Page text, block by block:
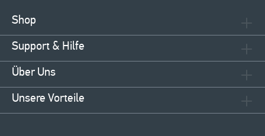
Shop
Support & Hilfe
Über Uns
Unsere Vorteile